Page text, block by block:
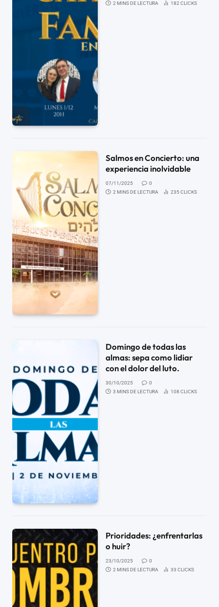
2 MINS DE LECTURA
182CLICKS
Salmos en Concierto: una
experiencia inolvidable
07/11/2025
0
2 MINS DE LECTURA
235CLICKS
Domingo de todas las
almas: sepa como lidiar
con el dolor del luto.
30/10/2025
0
3 MINS DE LECTURA
108CLICKS
Prioridades: ¿enfrentarlas
o huir?
23/10/2025
0
2 MINS DE LECTURA
33CLICKS